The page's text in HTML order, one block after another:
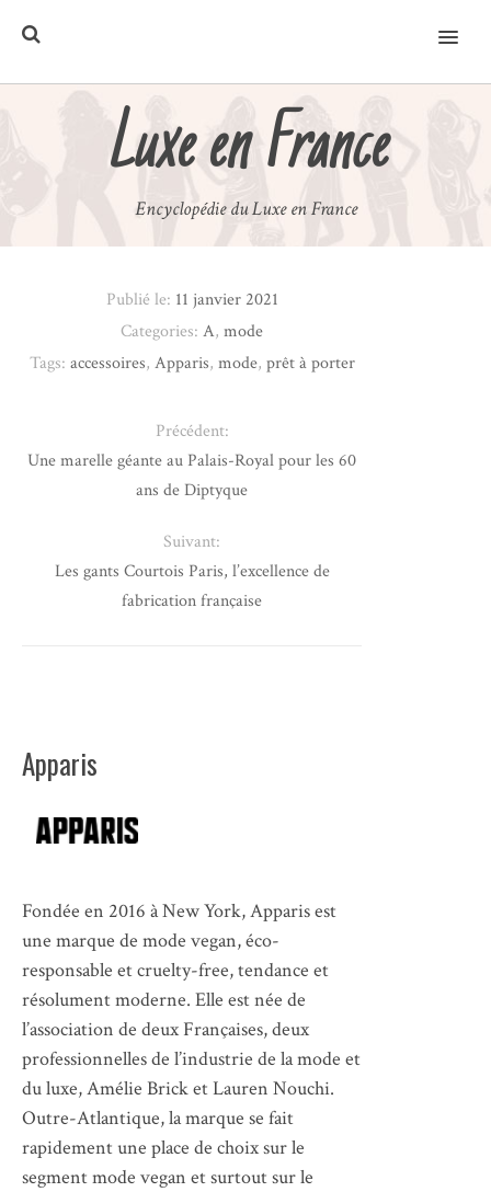
MENU
Luxe en France
Encyclopédie du Luxe en France
Apparis
Fondée en 2016 à New York, Apparis est
une marque de mode vegan, éco-
responsable et cruelty-free, tendance et
résolument moderne. Elle est née de
l’association de deux Françaises, deux
professionnelles de l’industrie de la mode et
du luxe, Amélie Brick et Lauren Nouchi.
Outre-Atlantique, la marque se fait
rapidement une place de choix sur le
segment mode vegan et surtout sur le
Publié le: 11 janvier 2021
Categories:A,mode
Tags: accessoires, Apparis, mode, prêt à porter
Précédent:
Une marelle géante au Palais-Royal pour les 60
ans de Diptyque
Suivant:
Les gants Courtois Paris, l’excellence de
fabrication française